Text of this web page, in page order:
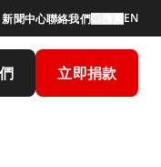
新聞中心聯絡我們 EN
立即捐款